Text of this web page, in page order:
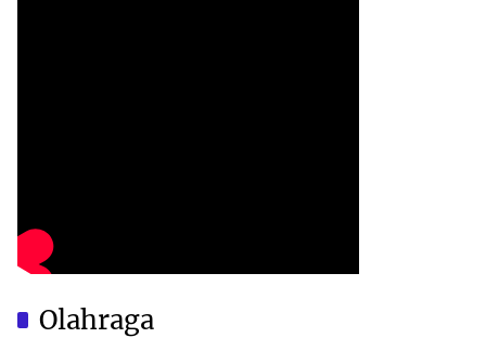
Olahraga